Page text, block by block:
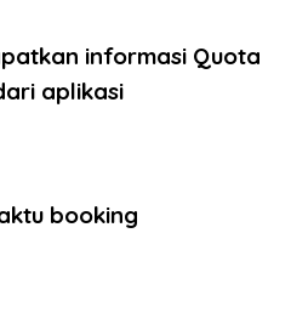
informasi Quota
aplikasi
booking